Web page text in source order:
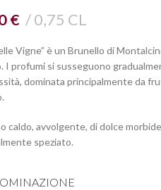
€ 0,75 CL
Vigne” è un Brunello di
I profumi si susseguono
dominata principalmente da
caldo, avvolgente, di dolce
speziato.